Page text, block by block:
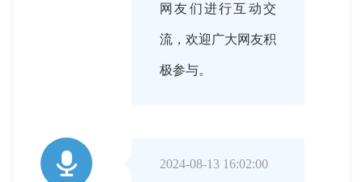
网友们进行互动交
流，欢迎广大网友积
极参与。

2024-08-13 16:02:00